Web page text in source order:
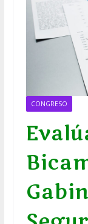
CONGRESO